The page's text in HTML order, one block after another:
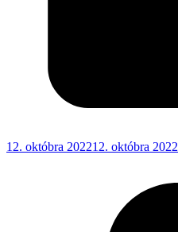
12. októbra 202212. októbra 2022